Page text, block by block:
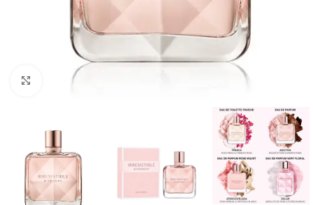
Click to enlarge